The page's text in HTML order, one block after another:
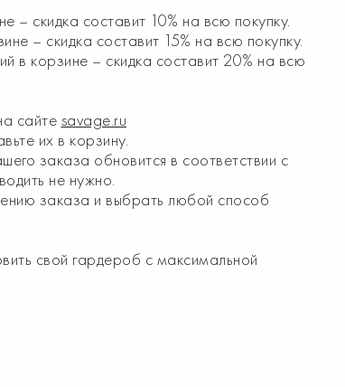
– скидка составит 10% на всю покупку.
– скидка составит 15% на всю покупку.
в корзине – скидка составит 20% на всю
сайте savage.ru
их в корзину.
заказа обновится в соответствии с
не нужно.
заказа и выбрать любой способ
свой гардероб с максимальной